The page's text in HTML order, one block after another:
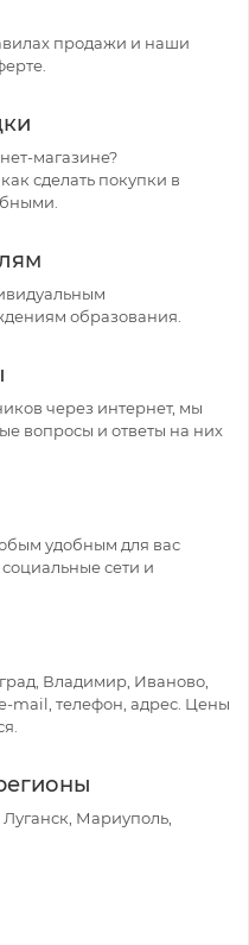
продажи и наши
магазине?
сделать покупки в
образования.
через интернет, мы
вопросы и ответы на них
удобным для вас
сети и
Владимир, Иваново,
mail, телефон, адрес. Цены
Мариуполь,